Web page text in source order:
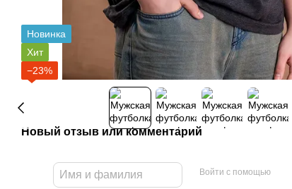
Новинка
Хит
−23%
Новый отзыв или комментарий
Войти с помощью